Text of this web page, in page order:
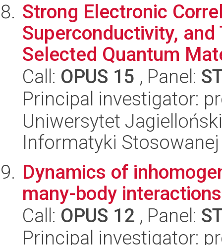
Strong Electronic
Superconductivity,
Selected Quantum
Call: OPUS 15 , Panel:
Principal investigator:
Uniwersytet
Informatyki Stosowanej
Dynamics of
many-body interactions
Call: OPUS 12 , Panel:
Principal investigator: